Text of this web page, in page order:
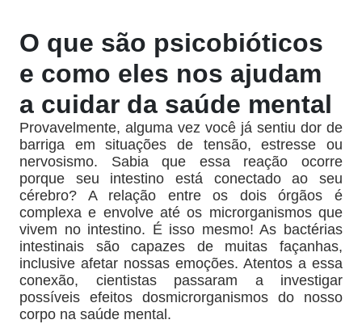
O que são psicobióticos
e como eles nos ajudam
a cuidar da saúde mental
Provavelmente, alguma vez você já sentiu dor de
barriga em situações de tensão, estresse ou
nervosismo. Sabia que essa reação ocorre
porque seu intestino está conectado ao seu
cérebro? A relação entre os dois órgãos é
complexa e envolve até os microrganismos que
vivem no intestino. É isso mesmo! As bactérias
intestinais são capazes de muitas façanhas,
inclusive afetar nossas emoções. Atentos a essa
conexão, cientistas passaram a investigar
possíveis efeitos dosmicrorganismos do nosso
corpo na saúde mental.